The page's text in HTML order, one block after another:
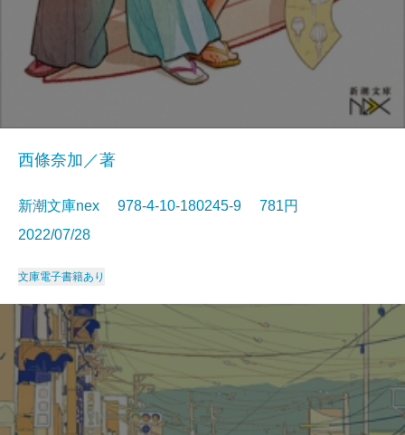
西條奈加／著
新潮文庫nex 978-4-10-180245-9 781円
2022/07/28
文庫電子書籍あり